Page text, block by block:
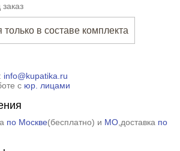
в составе комплекта
info@kupatika.ru
с юр. лицами
по Москве(бесплатно) и МО,доставка по